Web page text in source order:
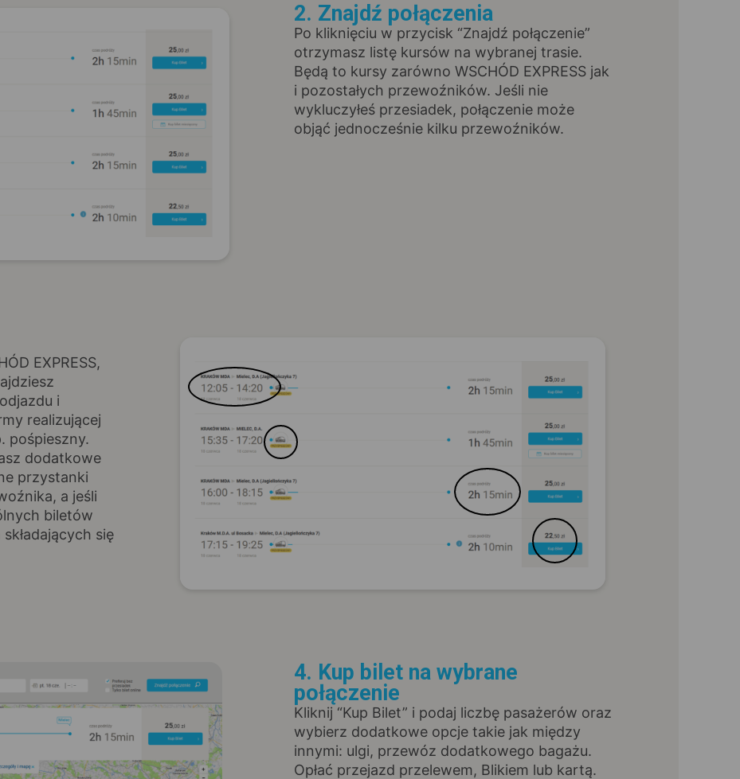
2. Znajdź połączenia
Po kliknięciu w przycisk “Znajdź połączenie”
otrzymasz listę kursów na wybranej trasie.
Będą to kursy zarówno WSCHÓD EXPRESS jak
i pozostałych przewoźników. Jeśli nie
wykluczyłeś przesiadek, połączenie może
objąć jednocześnie kilku przewoźników.
EXPRESS,
i
realizującej
pośpieszny.
dodatkowe
przystanki
a jeśli
biletów
się
4. Kup bilet na wybrane
połączenie
Kliknij “Kup Bilet” i podaj liczbę pasażerów oraz
wybierz dodatkowe opcje takie jak między
innymi: ulgi, przewóz dodatkowego bagażu.
Opłać przejazd przelewem, Blikiem lub kartą.